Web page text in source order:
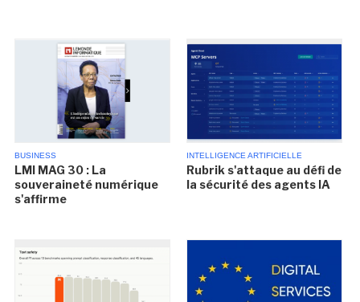
BUSINESS
LMI MAG 30 : La
souveraineté numérique
s'affirme
INTELLIGENCE ARTIFICIELLE
Rubrik s'attaque au défi de
la sécurité des agents IA